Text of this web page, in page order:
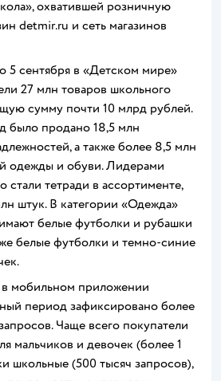
охватившей розничную
detmir.ru и сеть магазинов
5 сентября в «Детском мире»
27 млн товаров школьного
сумму почти 10 млрд рублей.
было продано 18,5 млн
а также более 8,5 млн
одежды и обуви. Лидерами
тетради в ассортименте,
штук. В категории «Одежда»
белые футболки и рубашки
белые футболки и темно-синие
мобильном приложении
период зафиксировано более
Чаще всего покупатели
мальчиков и девочек (более 1
школьные (500 тысяч запросов),